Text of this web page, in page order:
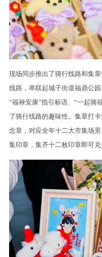
现场同步推出了骑行线路和集
线路，串联起城子街道福鼎公
“福禄安康”指引标语、“一起骑
了骑行线路的趣味性。集章打
念章，对应全年十二大市集场
集印章，集齐十二枚印章即可兑